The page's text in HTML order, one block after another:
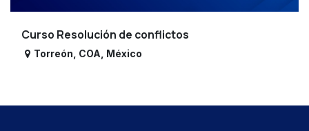
Curso Resolución de conflictos
Torreón COA México